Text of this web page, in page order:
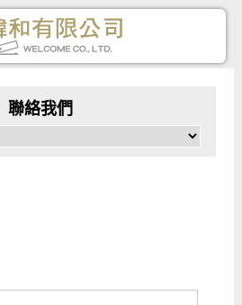
聯絡我們